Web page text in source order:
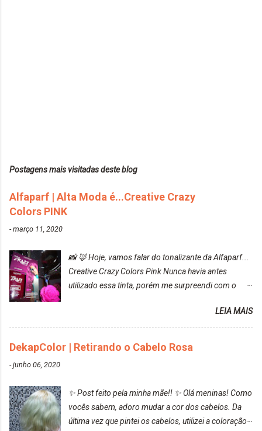
Postagens mais visitadas deste blog
Alfaparf | Alta Moda é...Creative Crazy
Colors PINK
-março 11, 2020
📸 🦊 Hoje, vamos falar do tonalizante da Alfaparf...
Creative Crazy Colors Pink Nunca havia antes
utilizado essa tinta, porém me surpreendi com o
turquesa (meio desbotado), e após a utilização meu
cabelo ficou roxo com mechinhas azul, rosa e meio
cinza... FICOU LINDOOOOO!!! Cabelo antes: Cabelo
depois: Bom, sobre a tinta, eu achei ela muito liquida,
tinta ficava manchado. Meu banheiro inteiro ficou
rosa, minha mão, meu corpo todo, porém, ela tem
uma fixação muito boa (Deu para perceber kkk) Sem
LEIA MAIS
DekapColor | Retirando o Cabelo Rosa
-junho 06, 2020
✨ Post feito pela minha mãe!! ✨ Olá meninas! Como
vocês sabem, adoro mudar a cor dos cabelos. Da
última vez que pintei os cabelos, utilizei a coloração